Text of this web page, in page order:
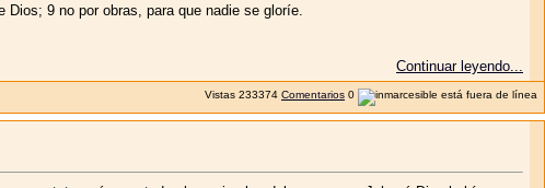
9 no por obras, para que nadie se gloríe.
Continuar leyendo...
Vistas 233374 Comentarios 0